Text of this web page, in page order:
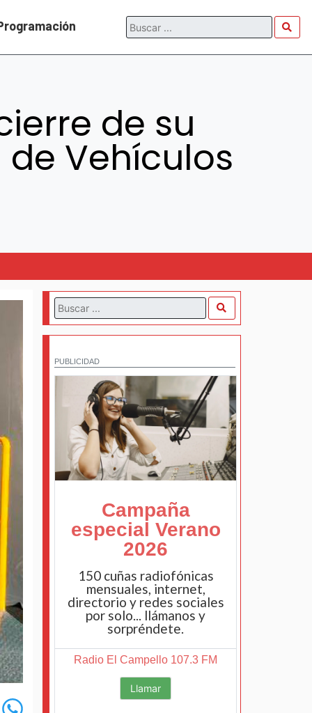
de su
Vehículos
PUBLICIDAD
Campaña
especial Verano
2026
150 cuñas radiofónicas
mensuales, internet,
directorio y redes sociales
por solo... llámanos y
sorpréndete.
Radio El Campello 107.3 FM
Llamar